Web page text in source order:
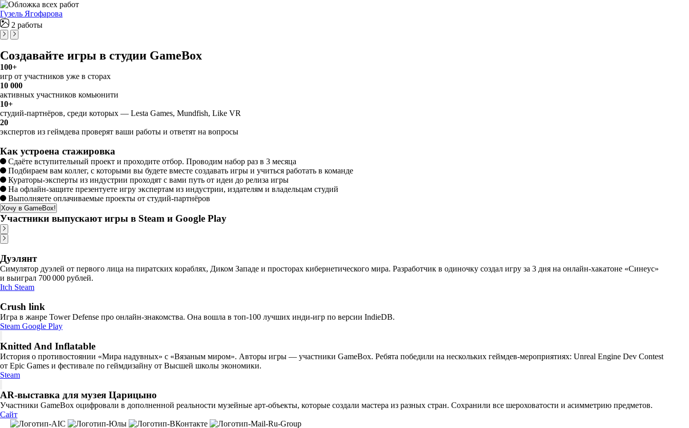
Гузель Ягофарова
2 работы
Создавайте игры в студии GameBox
100+
игр от участников уже в сторах
10 000
активных участников комьюнити
10+
студий-партнёров, среди которых — Lesta Games, Mundfish, Like VR
20
экспертов из геймдева проверят ваши работы и ответят на вопросы
Как устроена стажировка
Сдаёте вступительный проект и проходите отбор. Проводим набор раз в 3 месяца
Подбираем вам коллег, с которыми вы будете вместе создавать игры и учиться работать в команде
Кураторы-эксперты из индустрии проходят с вами путь от идеи до релиза игры
На офлайн-защите презентуете игру экспертам из индустрии, издателям и владельцам студий
Выполняете оплачиваемые проекты от студий-партнёров
Хочу в GameBox!
Участники выпускают игры в Steam и Google Play
Дуэлянт
Симулятор дуэлей от первого лица на пиратских кораблях, Диком Западе и просторах кибернетического мира. Разработчик в одиночку создал игру за 3 дня на онлайн-хакатоне «Синеус»
и выиграл 700 000 рублей.
Itch Steam
Crush link
Игра в жанре Tower Defense про онлайн-знакомства. Она вошла в топ-100 лучших инди-игр по версии IndieDB.
Steam Google Play
Knitted And Inflatable
История о противостоянии «Мира надувных» с «Вязаным миром». Авторы игры — участники GameBox. Ребята победили на нескольких геймдев-мероприятиях: Unreal Engine Dev Contest
от Epic Games и фестивале по геймдизайну от Высшей школы экономики.
Steam
AR-выставка для музея Царицыно
Участники GameBox оцифровали в дополненной реальности музейные арт-объекты, которые создали мастера из разных стран. Сохранили все шероховатости и асимметрию предметов.
Сайт